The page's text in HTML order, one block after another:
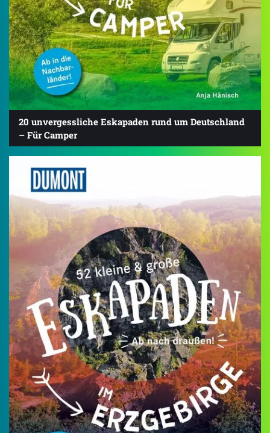
20 unvergessliche Eskapaden rund um Deutschland
– Für Camper